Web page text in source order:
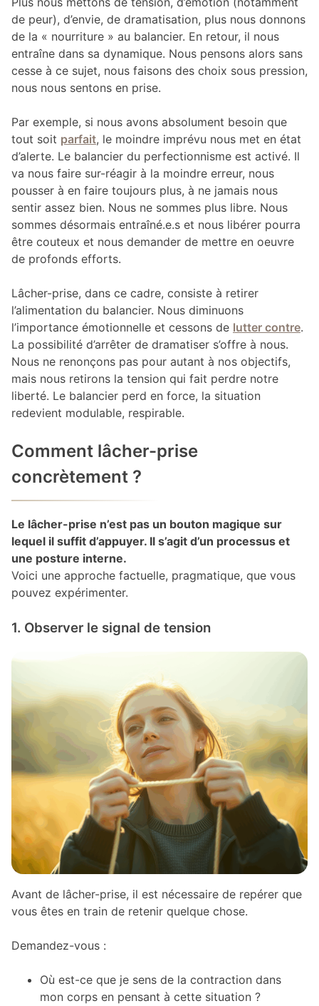
de peur), d’envie, de dramatisation, plus nous donnons
de la « nourriture » au balancier. En retour, il nous
entraîne dans sa dynamique. Nous pensons alors sans
cesse à ce sujet, nous faisons des choix sous pression,
nous nous sentons en prise.
Par exemple, si nous avons absolument besoin que
tout soit parfait, le moindre imprévu nous met en état
d’alerte. Le balancier du perfectionnisme est activé. Il
va nous faire sur-réagir à la moindre erreur, nous
pousser à en faire toujours plus, à ne jamais nous
sentir assez bien. Nous ne sommes plus libre. Nous
sommes désormais entraîné.e.s et nous libérer pourra
être couteux et nous demander de mettre en oeuvre
de profonds efforts.
Lâcher-prise, dans ce cadre, consiste à retirer
l’alimentation du balancier. Nous diminuons
l’importance émotionnelle et cessons de lutter contre.
La possibilité d’arrêter de dramatiser s’offre à nous.
Nous ne renonçons pas pour autant à nos objectifs,
mais nous retirons la tension qui fait perdre notre
liberté. Le balancier perd en force, la situation
redevient modulable, respirable.
Comment lâcher-prise
concrètement ?
Le lâcher-prise n’est pas un bouton magique sur
lequel il suffit d’appuyer. Il s’agit d’un processus et
une posture interne.
Voici une approche factuelle, pragmatique, que vous
pouvez expérimenter.
1. Observer le signal de tension
Avant de lâcher-prise, il est nécessaire de repérer que
vous êtes en train de retenir quelque chose.
Demandez-vous :
Où est-ce que je sens de la contraction dans
mon corps en pensant à cette situation ?